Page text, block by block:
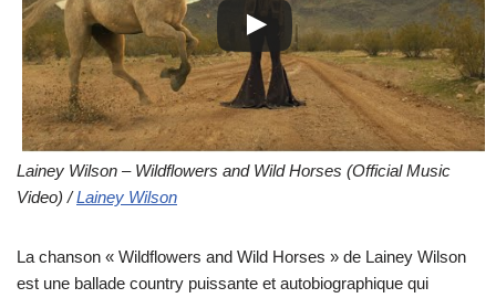
Lainey Wilson – Wildflowers and Wild Horses (Official Music
Video) /Lainey Wilson
La chanson « Wildflowers and Wild Horses » de Lainey Wilson
est une ballade country puissante et autobiographique qui